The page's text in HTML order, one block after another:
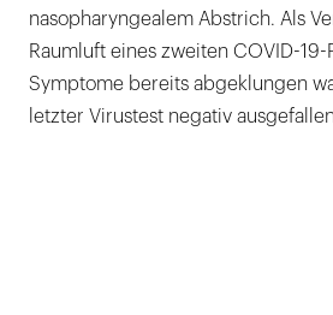
nasopharyngealem Abstrich. Als
Raumluft eines zweiten COVID-19-
Symptome bereits abgeklungen
letzter Virustest negativ